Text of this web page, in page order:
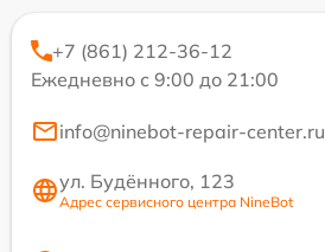
+7 (861) 212-36-12
Ежедневно с 9:00 до 21:00
info@ninebot-repair-center.ru
ул. Будённого, 123
Адрес сервисного центра NineBot